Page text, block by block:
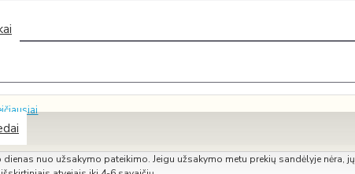
375 ERV (su tenu)
Flex 350 ERV (integruotas LAN modulis)
nuo užsakymo pateikimo. Jeigu užsakymo metu prekių sandėlyje nėra, jų